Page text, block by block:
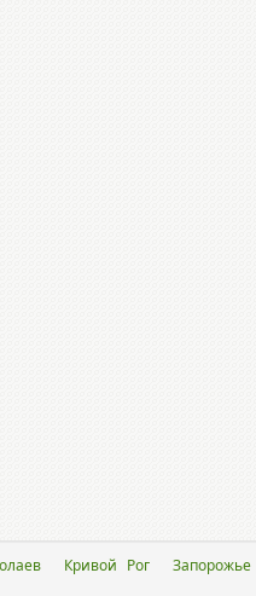
Кривой Рог Запорожье